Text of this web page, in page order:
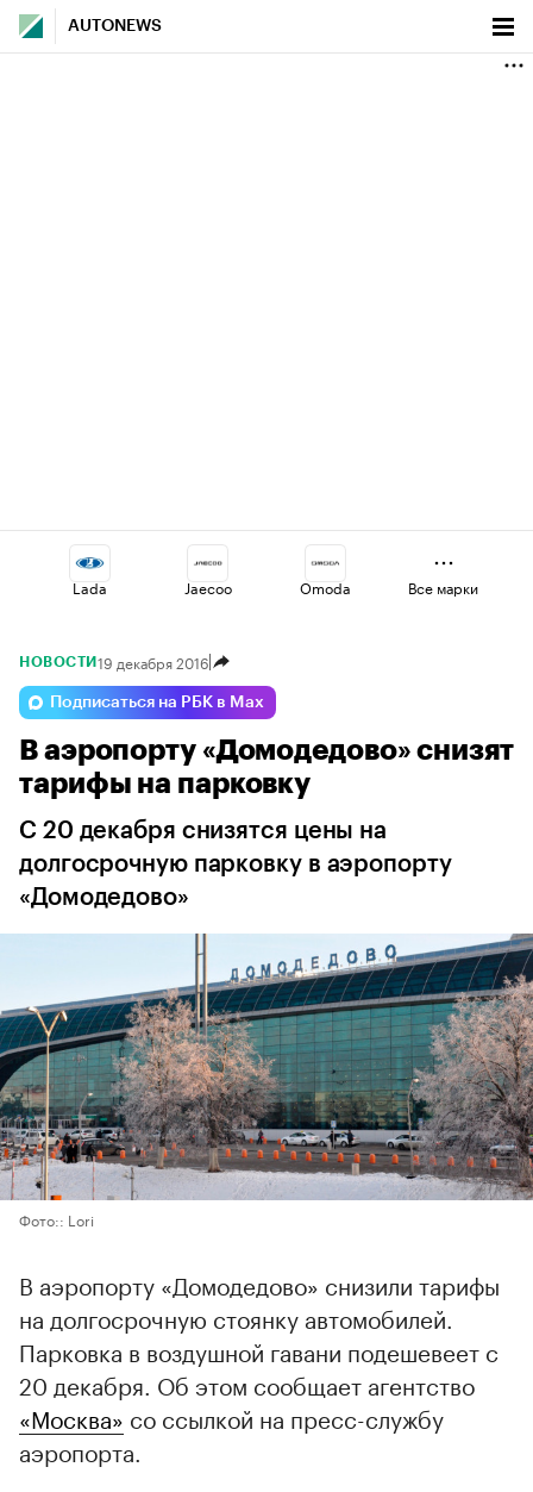
AUTONEWS
Lada Jaecoo Omoda
Haval Changan
Volga Voyah Esteo
Все марки
НОВОСТИ 19 декабря 2016
Подписаться на РБК в Max
В аэропорту «Домодедово» снизят
тарифы на парковку
С 20 декабря снизятся цены на
долгосрочную парковку в аэропорту
«Домодедово»
Фото:: Lori
В аэропорту «Домодедово» снизили тарифы
на долгосрочную стоянку автомобилей.
Парковка в воздушной гавани подешевеет с
20 декабря. Об этом сообщает агентство
«Москва» со ссылкой на пресс-службу
аэропорта.